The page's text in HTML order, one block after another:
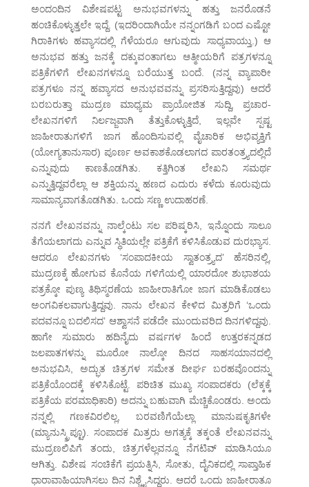
ಅಂದಂದಿನ ವಿಶೇಷಪಟ್ಟ ಅನುಭವಗಳನ್ನು ಹತ್ತು ಜನರೊಡನೆ
ಹಂಚಿಕೊಳ್ಳುತ್ತಲೇ ಇದ್ದೆ. (ಇದರಿಂದಾಗಿಯೇ ನನ್ನಂಗಡಿಗೆ ಬಂದ ಎಷ್ಟೋ
ಗಿರಾಕಿಗಳು ಹವ್ಯಾಸದಲ್ಲಿ ಗೆಳೆಯರೂ ಆಗುವುದು ಸಾಧ್ಯವಾಯ್ತು.) ಆ
ಅನುಭವ ಹತ್ತು ಜನಕ್ಕೆ ದಕ್ಕುವಂತಾಗಲು ಆತ್ಮೀಯರಿಗೆ ಪತ್ರಗಳನ್ನೂ
ಪತ್ರಿಕೆಗಳಿಗೆ ಲೇಖನಗಳನ್ನೂ ಬರೆಯುತ್ತ ಬಂದೆ. (ನನ್ನ ವ್ಯಾಪಾರೀ
ಪತ್ರಗಳೂ ನನ್ನ ಹವ್ಯಾಸದ ಅನುಭವವನ್ನು ಪ್ರಸರಿಸುತ್ತಿದ್ದವು) ಆದರೆ
ಬರಬರುತ್ತಾ ಮುದ್ರಣ ಮಾಧ್ಯಮ ಪ್ರಾಯೋಜಿತ ಸುದ್ದಿ, ಪ್ರಚಾರ-
ಲೇಖನಗಳಿಗೆ ನಿರ್ಲಜ್ಜವಾಗಿ ತೆತ್ತುಕೊಳ್ಳುತ್ತಿದೆ, ಇಲ್ಲವೇ ಸ್ಪಷ್ಟ
ಜಾಹೀರಾತುಗಳಿಗೆ ಜಾಗ ಹೊಂದಿಸುವಲ್ಲಿ ವೈಚಾರಿಕ ಅಭಿವ್ಯಕ್ತಿಗೆ
(ಯೋಗ್ಯತಾನುಸಾರ) ಪೂರ್ಣ ಅವಕಾಶಕೊಡಲಾಗದ ಪಾರತಂತ್ರ್ಯದಲ್ಲಿದೆ
ಎನ್ನುವುದು ಕಾಣತೊಡಗಿತು. ಕತ್ತಿಗಿಂತ ಲೇಖನಿ ಸಮರ್ಥ
ಎನ್ನುತ್ತಿದ್ದವರೆಲ್ಲಾ ಆ ಶಕ್ತಿಯನ್ನು ಹಣದ ಎದುರು ಕಳೆದು ಕೂರುವುದು
ಸಾಮಾನ್ಯವಾಗತೊಡಗಿತು. ಒಂದು ಸಣ್ಣ ಉದಾಹರಣೆ.
ನನಗೆ ಲೇಖನವನ್ನು ನಾಲ್ಕೆಂಟು ಸಲ ಪರಿಷ್ಕರಿಸಿ, ಇನ್ನೊಂದು ಸಾಲೂ
ತೆಗೆಯಲಾಗದು ಎನ್ನುವ ಸ್ಥಿತಿಯಲ್ಲೇ ಪತ್ರಿಕೆಗೆ ಕಳಿಸಿಕೊಡುವ ದುರಭ್ಯಾಸ.
ಆದರೂ ಲೇಖನಗಳು ‘ಸಂಪಾದಕೀಯ ಸ್ವಾತಂತ್ರ್ಯದ’ ಹೆಸರಿನಲ್ಲಿ,
ಮುದ್ರಣಕ್ಕೆ ಹೋಗುವ ಕೊನೆಯ ಗಳಿಗೆಯಲ್ಲಿ ಯಾರದೋ ಶುಭಾಶಯ
ಪತ್ರಕ್ಕೋ ಪುಣ್ಯ ತಿಥಿಸ್ಮರಣೆಯ ಜಾಹೀರಾತಿಗೋ ಜಾಗ ಮಾಡಿಕೊಡಲು
ಅಂಗವಿಕಲವಾಗುತ್ತಿದ್ದವು. ನಾನು ಲೇಖನ ಕೇಳಿದ ಮಿತ್ರರಿಗೆ ‘ಒಂದು
ಪದವನ್ನೂ ಬದಲಿಸದ’ ಆಶ್ವಾಸನೆ ಪಡೆದೇ ಮುಂದುವರಿದ ದಿನಗಳಿದ್ದವು.
ಹಾಗೇ ಸುಮಾರು ಹದಿನೈದು ವರ್ಷಗಳ ಹಿಂದೆ ಉತ್ತರಕನ್ನಡದ
ಜಲಪಾತಗಳನ್ನು ಮೂರೋ ನಾಲ್ಕೋ ದಿನದ ಸಾಹಸಯಾನದಲ್ಲಿ
ಅನುಭವಿಸಿ, ಅದ್ಭುತ ಚಿತ್ರಗಳ ಸಮೇತ ದೀರ್ಘ ಬರಹವೊಂದನ್ನು
ಪತ್ರಿಕೆಯೊಂದಕ್ಕೆ ಕಳಿಸಿಕೊಟ್ಟೆ. ಪರಿಚಿತ ಮುಖ್ಯ ಸಂಪಾದಕರು (ಲೆಕ್ಕಕ್ಕೆ
ಪತ್ರಿಕೆಯ ಪರಮಾಧಿಕಾರಿ) ಅದನ್ನು ಬಹುವಾಗಿ ಮೆಚ್ಚಿಕೊಂಡರು. ಅಂದು
ನನ್ನಲ್ಲಿ ಗಣಕವಿರಲಿಲ್ಲ, ಬರವಣಿಗೆಯೆಲ್ಲಾ ಮಾನುಷಕೃತಿಗಳೇ
(ಮ್ಯಾನುಸ್ಕ್ರಿಪ್ಟೂ). ಸಂಪಾದಕ ಮಿತ್ರರು ಅಗತ್ಯಕ್ಕೆ ತಕ್ಕಂತೆ ಲೇಖನವನ್ನು
ಮುದ್ರಣಲಿಪಿಗೆ ತಂದು, ಚಿತ್ರಗಳೆಲ್ಲವನ್ನೂ ನೆಗಟಿವ್ ಮಾಡಿಸಿಯೂ
ಆಗಿತ್ತು. ವಿಶೇಷ ಸಂಚಿಕೆಗೆ ಪ್ರಯತ್ನಿಸಿ, ಸೋತು, ದೈನಿಕದಲ್ಲಿ ಸಾಪ್ತಾಹಿಕ
ಧಾರಾವಾಹಿಯಾಗಿಸಲು ದಿನ ನಿಶ್ಚೈಸಿದ್ದರು. ಆದರೆ ಒಂದು ಜಾಹೀರಾತೂ